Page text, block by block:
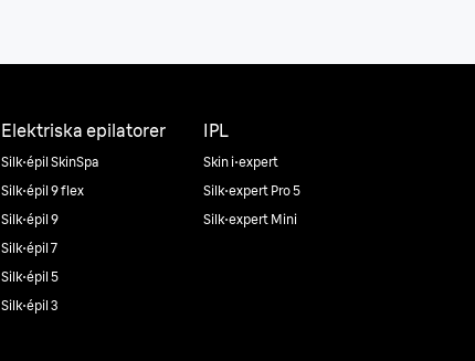
Elektriska epilatorer
Silk·épil SkinSpa
Silk·épil 9 flex
Silk·épil 9
Silk·épil 7
Silk·épil 5
Silk·épil 3
IPL
Skin i·expert
Silk·expert Pro 5
Silk·expert Mini